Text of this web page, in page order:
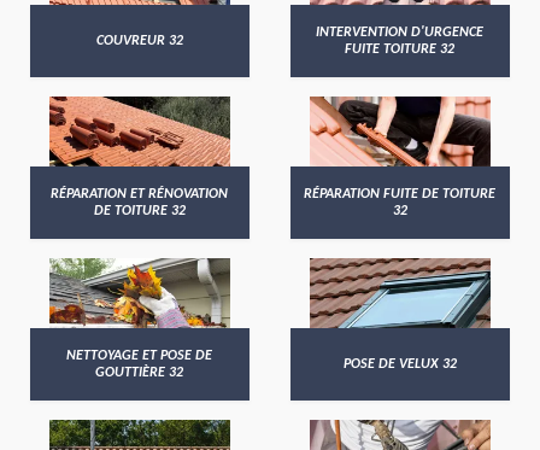
COUVREUR 32
INTERVENTION D'URGENCE
FUITE TOITURE 32
RÉPARATION ET RÉNOVATION
DE TOITURE 32
RÉPARATION FUITE DE TOITURE
32
NETTOYAGE ET POSE DE
GOUTTIÈRE 32
POSE DE VELUX 32